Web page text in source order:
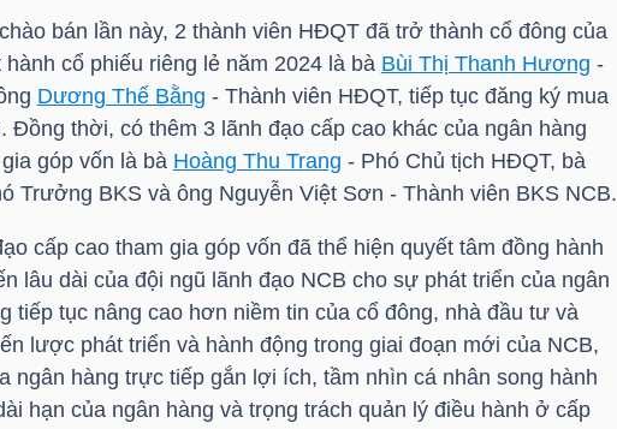
bán lần này, 2 thành viên HĐQT đã trở thành cổ đông của
cổ phiếu riêng lẻ năm 2024 là bà Bùi Thị Thanh Hương -
Dương Thế Bằng - Thành viên HĐQT, tiếp tục đăng ký mua
Đồng thời, có thêm 3 lãnh đạo cấp cao khác của ngân hàng
góp vốn là bà Hoàng Thu Trang - Phó Chủ tịch HĐQT, bà
Trưởng BKS và ông Nguyễn Việt Sơn - Thành viên BKS NCB.
cấp cao tham gia góp vốn đã thể hiện quyết tâm đồng hành
lâu dài của đội ngũ lãnh đạo NCB cho sự phát triển của ngân
tiếp tục nâng cao hơn niềm tin của cổ đông, nhà đầu tư và
lược phát triển và hành động trong giai đoạn mới của NCB,
ngân hàng trực tiếp gắn lợi ích, tầm nhìn cá nhân song hành
hạn của ngân hàng và trọng trách quản lý điều hành ở cấp